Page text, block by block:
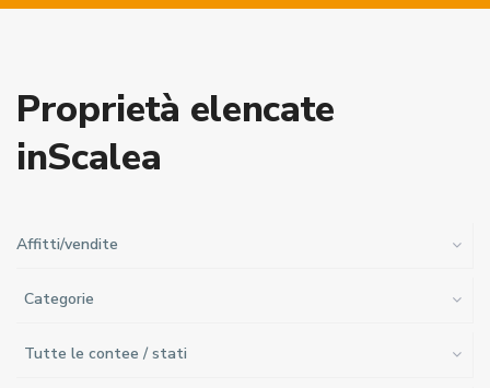
Proprietà elencate
inScalea
Affitti/vendite
Categorie
Tutte le contee / stati